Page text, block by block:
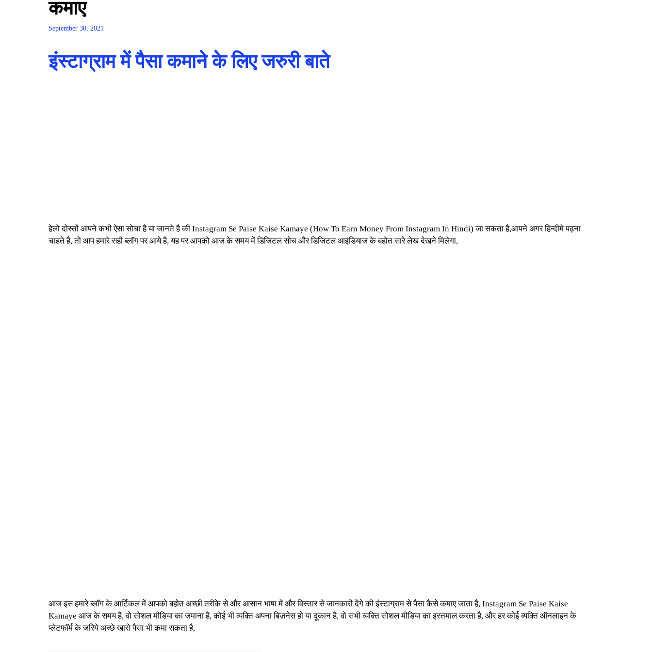
कमाए
September 30, 2021
इंस्टाग्राम में पैसा कमाने के लिए जरुरी बाते
हेलो दोस्तों आपने कभी ऐसा सोचा है या जानते है की Instagram Se Paise Kaise Kamaye (How To Earn Money From Instagram In Hindi) जा सकता है,आपने अगर हिन्दीमे पढ़ना
चाहते है, तो आप हमारे सही ब्लॉग पर आये है, यह पर आपको आज के समय में डिजिटल सोच और डिजिटल आइडियाज के बहोत सारे लेख देखने मिलेगा,
आज इस हमारे ब्लॉग के आर्टिकल में आपको बहोत अच्छी तरीके से और आसान भाषा में और विस्तार से जानकारी देंगे की इंस्टाग्राम से पैसा कैसे कमाए जाता है, Instagram Se Paise Kaise
Kamaye आज के समय है, वो सोशल मीडिया का जमाना है, कोई भी व्यक्ति अपना बिज़नेस हो या दूकान है, वो सभी व्यक्ति सोशल मीडिया का इस्तमाल करता है, और हर कोई व्यक्ति ऑनलाइन के
प्लेटफॉर्म के जरिये अच्छे खासे पैसा भी कमा सकता है,